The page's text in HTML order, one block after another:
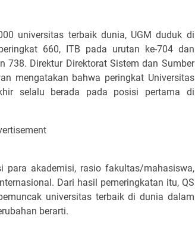
universitas terbaik dunia, UGM duduk di
660, ITB pada urutan ke-704 dan
738. Direktur Direktorat Sistem dan Sumber
mengatakan bahwa peringkat Universitas
selalu berada pada posisi pertama di
para akademisi, rasio fakultas/mahasiswa,
Dari hasil pemeringkatan itu, QS
universitas terbaik di dunia dalam
berarti.